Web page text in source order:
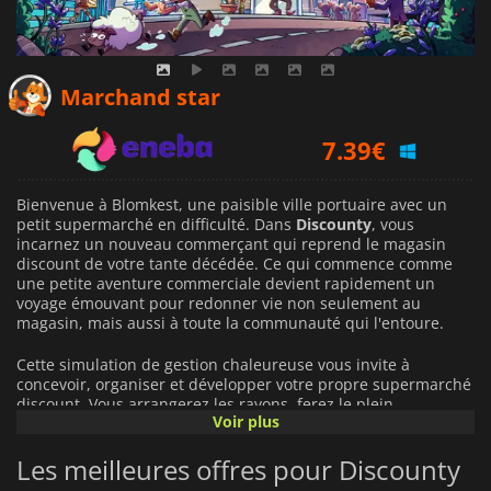
Marchand star
7.39€
10.49€
Bienvenue à Blomkest, une paisible ville portuaire avec un
petit supermarché en difficulté. Dans Discounty, vous
incarnez un nouveau commerçant qui reprend le magasin
discount de votre tante décédée. Ce qui commence comme
une petite aventure commerciale devient rapidement un
voyage émouvant pour redonner vie non seulement au
magasin, mais aussi à toute la communauté qui l'entoure.
Cette simulation de gestion chaleureuse vous invite à
concevoir, organiser et développer votre propre supermarché
discount. Vous arrangerez les rayons, ferez le plein
d'essentiels, décorerez les allées et veillerez à ce que chaque
négociations avec les fournisseurs, le flux des stocks et
investirez vos profits avec sagesse pour faire croître votre
Voir plus
Les meilleures offres pour Discounty